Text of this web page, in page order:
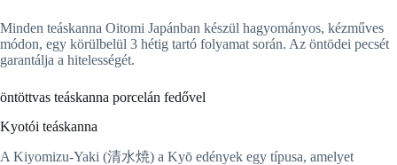
Minden teáskanna Oitomi Japánban készül hagyományos, kézműves
módon, egy körülbelül 3 hétig tartó folyamat során. Az öntödei pecsét
garantálja a hitelességét.
öntöttvas teáskanna porcelán fedővel
Kyotói teáskanna
A Kiyomizu-Yaki (清水焼) a Kyō edények egy típusa, amelyet